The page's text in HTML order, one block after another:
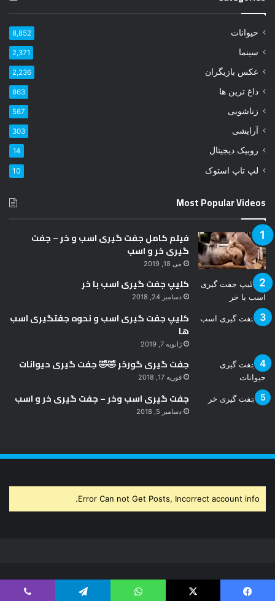
ی
خ
و
ر
ا
ا
ر
ک
ن
حیوانات 8,852
سینما 2,371
عکس بازیگران 2,236
داغ ترین ها 863
زناشویی 567
آرایشی 303
روبیک دیجیتال 14
لپ تاپ استوک 10
Most Popular Videos
فیلم کامل جفت گیری اسب و خر – جفت
گیری خر و اسب
می 18, 2019
کلیپ جفت گیری اسب با خر
دسامبر 24, 2018
کلیپ جفت گیری اسب و نحوه جفتگیری اسب
ها
ژانویه 7, 2019
جفت گیری گورخر 🤣🤣 جفت گیری حیوانات
فوریه 17, 2018
جفت گیری اسب وخر – جفت گیری خر و اسب
دسامبر 5, 2018
Error Can not Get Posts, Incorrect account info.